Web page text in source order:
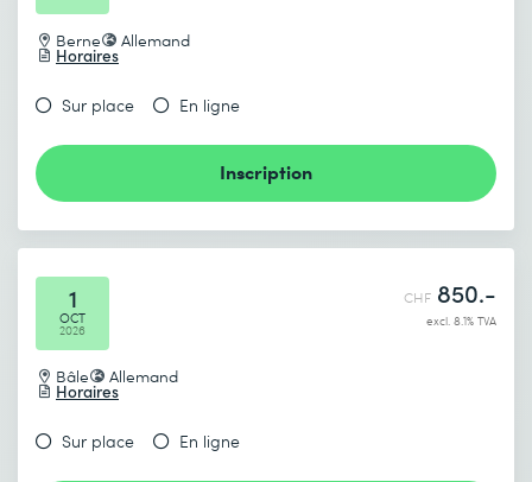
Berne Allemand
Horaires
Sur place En ligne
Inscription
1
OCT
2026
Bâle Allemand
Horaires
CHF 850.-
excl. 8.1% TVA
Sur place En ligne